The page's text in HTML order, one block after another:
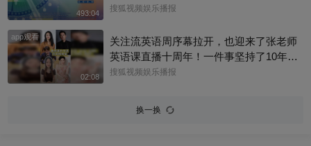
493:04 搜狐视频娱乐播报
app观看
02:08
关注流英语周序幕拉开，也迎来了张老师
英语课直播十周年！一件事坚持了10年真
的太酷了，大家有没有跟着张老师的课
味儿了，飙英文的片段甚至堪比口语范
搜狐视频娱乐播报
换一换